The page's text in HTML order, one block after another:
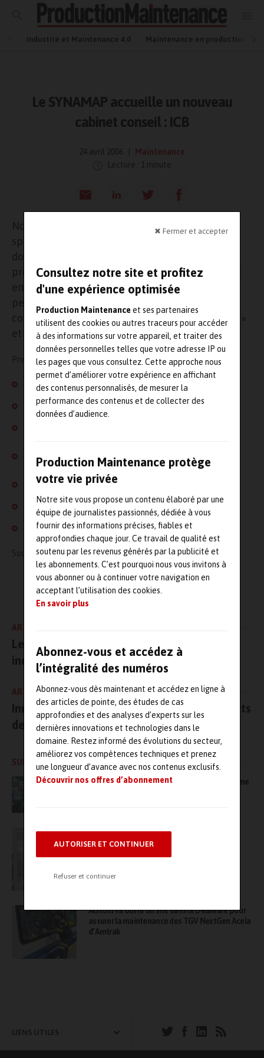
✖ Fermer et accepter
Consultez notre site et profitez
d'une expérience optimisée
Production Maintenanceet ses partenaires
utilisent des cookies ou autres traceurs pour accéder
à des informations sur votre appareil, et traiter des
données personnelles telles que votre adresse IP ou
les pages que vous consultez. Cette approche nous
permet d’améliorer votre expérience en affichant
des contenus personnalisés, de mesurer la
performance des contenus et de collecter des
données d’audience.
Production Maintenance protège
votre vie privée
Notre site vous propose un contenu élaboré par une
équipe de journalistes passionnés, dédiée à vous
fournir des informations précises, fiables et
approfondies chaque jour. Ce travail de qualité est
soutenu par les revenus générés par la publicité et
les abonnements. C’est pourquoi nous vous invitons à
vous abonner ou à continuer votre navigation en
acceptant l’utilisation des cookies.
En savoir plus
Abonnez-vous et accédez à
l’intégralité des numéros
Abonnez-vous dès maintenant et accédez en ligne à
des articles de pointe, des études de cas
approfondies et des analyses d’experts sur les
dernières innovations et technologies dans le
domaine. Restez informé des évolutions du secteur,
améliorez vos compétences techniques et prenez
une longueur d’avance avec nos contenus exclusifs.
Découvrir nos offres d’abonnement
AUTORISER ET CONTINUER
Refuser et continuer
Industrie et Maintenance 4.0 Maintenance en production
Le SYNAMAP accueille un nouveau
cabinet conseil : ICB
24 avril 2006
Maintenance
Lecture : 1 minute
Noelle VALENTIN, consultante d’ICB, est
spécialisée en conseil et assistance dans le
domaine des vêtements et des gants de
protection. Elle vient de rejoindre notre syndicat
en tant que membre associé. Son expertise
permettra d’enrichir certains travaux des
commissions sectorielles « Gants de protection »
et « Vêtements de protection ».
Principales activités :
Etude et recherche
Etude de matériaux et concepts
réglementation)
Formation
Réponse à appel d’offre
Mission spécifique
Source :https://www.synamap.fr
L'AUTEUR
Maintenanceandco.com
ARTICLE PRÉCÉDENT
Les trophées Midest de l’excellence
industrielle
ARTICLE SUIVANT
Innovation industrielle : les six grands projets
de Jacques Chirac
SUR LE MÊME SUJET
Bien plus qu’une GMAO, MAS s’impose comme
Maintenance industrielle, le coût caché du
maintien de l’existant
Alstom va ouvrir un site dans le Delaware pour
assurer la maintenance des TGV NextGen Acela
d’Amtrak
LIENS UTILES